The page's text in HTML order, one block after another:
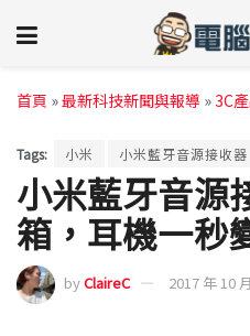
首頁 »最新科技新聞與報導 »3C
Tags: 小米 小米藍牙音源接收器
小米藍牙音源
箱，耳機一秒
byClaireC 2017 年 10